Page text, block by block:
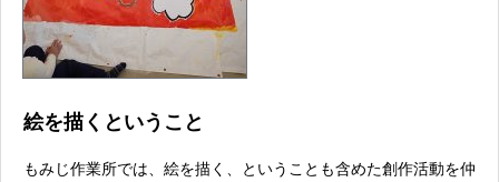
絵を描くということ
もみじ作業所では、絵を描く、ということも含めた創作活動を仲